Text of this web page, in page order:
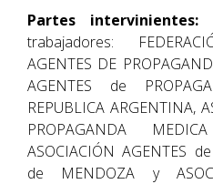
Partes intervinientes:
trabajadores:
AGENTES DE
AGENTES de
REPUBLICA ARGENTINA,
PROPAGANDA
ASOCIACIÓN AGENTES
de MENDOZA y